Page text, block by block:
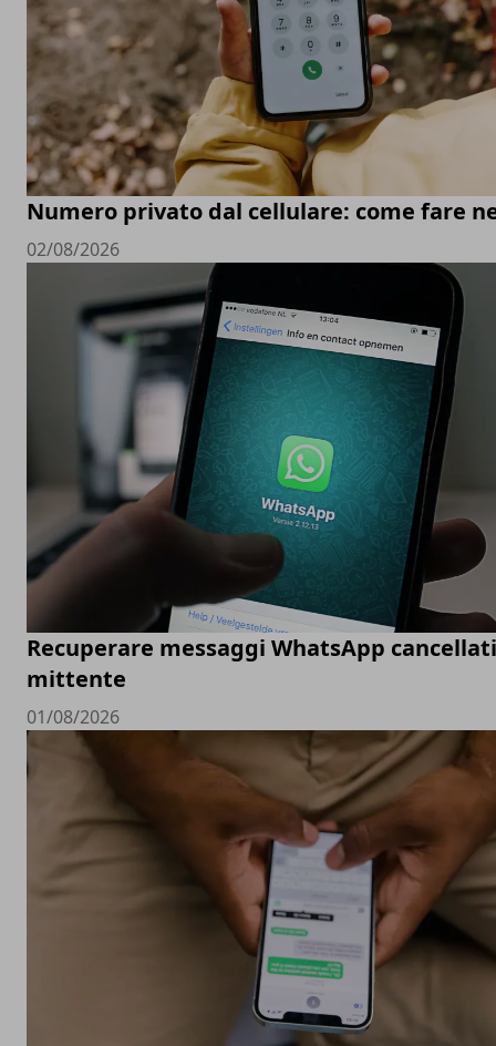
Numero privato dal cellulare: come fare
02/08/2026
Recuperare messaggi WhatsApp
mittente
01/08/2026